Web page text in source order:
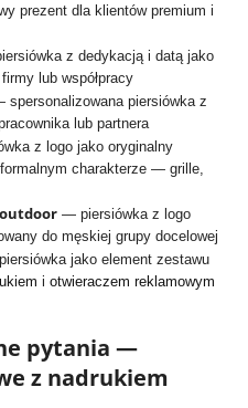
prezent dla klientów premium i
z dedykacją i datą jako
lub współpracy
spersonalizowana piersiówka z
lub partnera
z logo jako oryginalny
charakterze — grille,
— piersiówka z logo
do męskiej grupy docelowej
jako element zestawu
i otwieraczem reklamowym
pytania —
z nadrukiem